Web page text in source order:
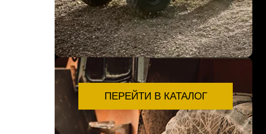
ПЕРЕЙТИ В КАТАЛОГ